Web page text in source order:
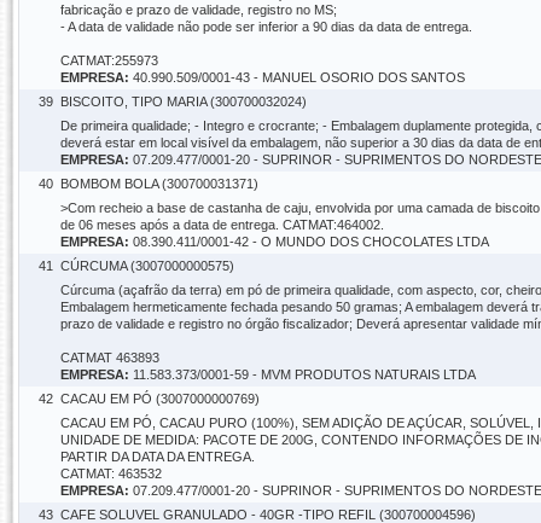
fabricação e prazo de validade, registro no MS;
- A data de validade não pode ser inferior a 90 dias da data de entrega.
CATMAT:255973
EMPRESA: 40.990.509/0001-43 - MANUEL OSORIO DOS SANTOS
39 BISCOITO, TIPO MARIA (300700032024)
De primeira qualidade; - Integro e crocrante; - Embalagem duplamente
deverá estar em local visível da embalagem, não superior a 30 dias da data de
EMPRESA: 07.209.477/0001-20 - SUPRINOR - SUPRIMENTOS DO
40 BOMBOM BOLA (300700031371)
>Com recheio a base de castanha de caju, envolvida por uma camada de
de 06 meses após a data de entrega. CATMAT:464002.
EMPRESA: 08.390.411/0001-42 - O MUNDO DOS CHOCOLATES LTDA
41
CÚRCUMA (3007000000575)
Cúrcuma (açafrão da terra) em pó de primeira qualidade, com aspecto, cor,
Embalagem hermeticamente fechada pesando 50 gramas; A embalagem
prazo de validade e registro no órgão fiscalizador; Deverá apresentar validade
CATMAT 463893
EMPRESA: 11.583.373/0001-59 - MVM PRODUTOS NATURAIS LTDA
42 CACAU EM PÓ (3007000000769)
CACAU EM PÓ, CACAU PURO (100%), SEM ADIÇÃO DE AÇÚCAR,
UNIDADE DE MEDIDA: PACOTE DE 200G, CONTENDO INFORMAÇÕES DE
PARTIR DA DATA DA ENTREGA.
CATMAT: 463532
EMPRESA: 07.209.477/0001-20 - SUPRINOR - SUPRIMENTOS DO
43 CAFE SOLUVEL GRANULADO - 40GR -TIPO REFIL (300700004596)